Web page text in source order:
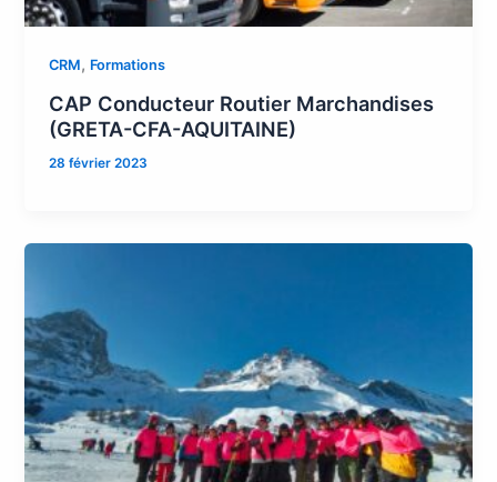
CRM, Formations
CAP Conducteur Routier Marchandises
(GRETA-CFA-AQUITAINE)
28 février 2023